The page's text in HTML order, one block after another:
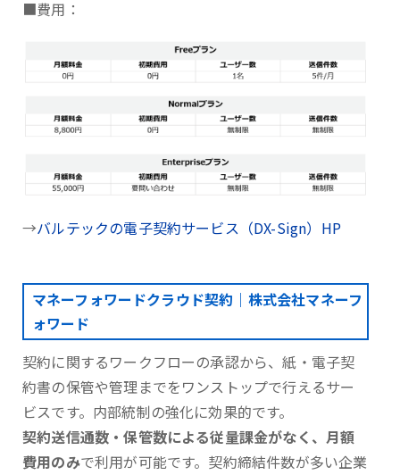
■費用：
→バルテックの電子契約サービス（DX-Sign）HP
マネーフォワードクラウド契約｜株式会社マネーフ
ォワード
契約に関するワークフローの承認から、紙・電子契
約書の保管や管理までをワンストップで行えるサー
ビスです。内部統制の強化に効果的です。
契約送信通数・保管数による従量課金がなく、月額
費用のみで利用が可能です。契約締結件数が多い企業